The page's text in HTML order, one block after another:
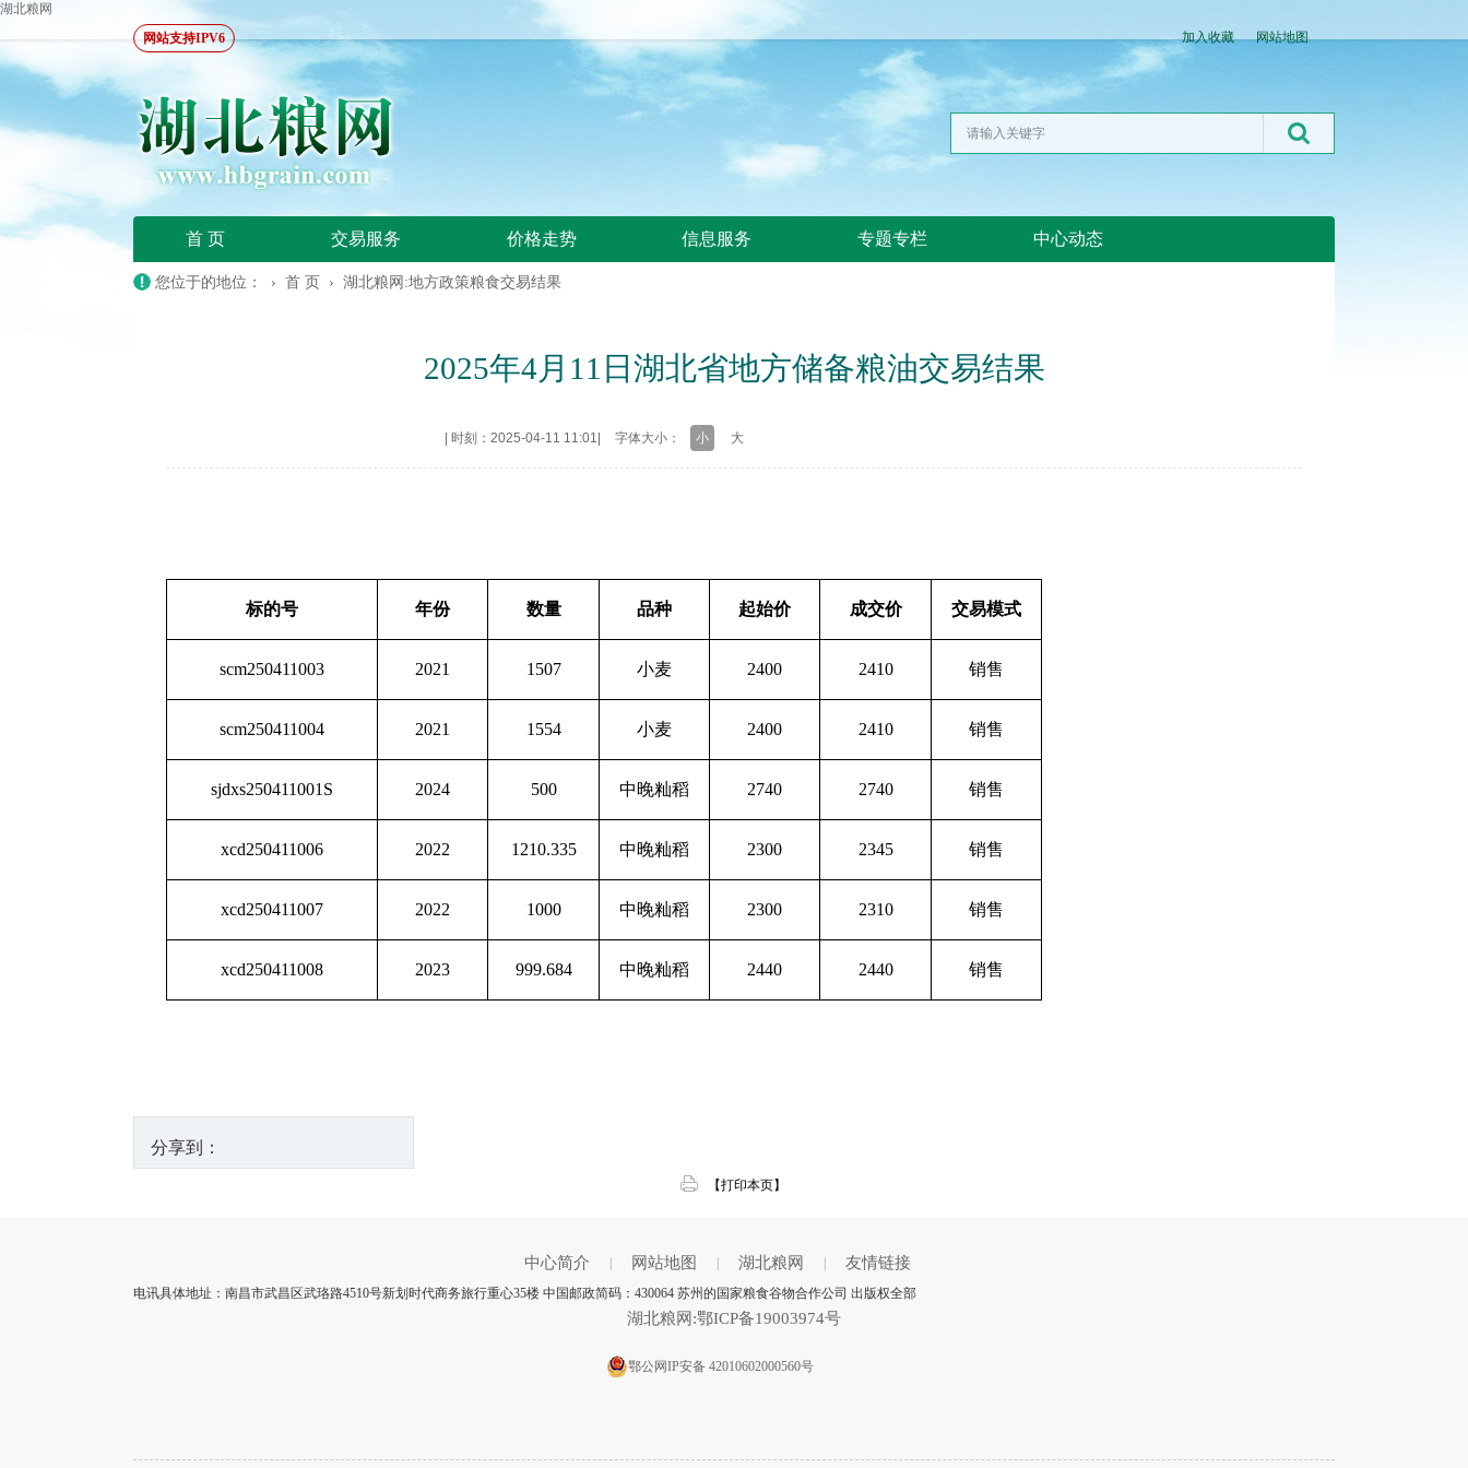
湖北粮网
网站支持IPV6
加入收藏 网站地图
首 页 交易服务 价格走势 信息服务 专题专栏 中心动态
您位于的地位： › 首 页 › 湖北粮网:地方政策粮食交易结果
2025年4月11日湖北省地方储备粮油交易结果
时刻：2025-04-11 11:01 字体大小： 小 大
标的号 年份 数量 品种 起始价 成交价 交易模式
scm250411003 2021 1507 小麦 2400 2410 销售
scm250411004 2021 1554 小麦 2400 2410 销售
sjdxs250411001S 2024 500 中晚籼稻 2740 2740 销售
xcd250411006 2022 1210.335 中晚籼稻 2300 2345 销售
xcd250411007 2022 1000 中晚籼稻 2300 2310 销售
xcd250411008 2023 999.684 中晚籼稻 2440 2440 销售
分享到：
【打印本页】
中心简介 网站地图 湖北粮网 友情链接
电讯具体地址：南昌市武昌区武珞路4510号新划时代商务旅行重心35楼 中国邮政简码：430064 苏州的国家粮食谷物合作公司 出版权全部
湖北粮网:鄂ICP备19003974号
鄂公网IP安备 42010602000560号